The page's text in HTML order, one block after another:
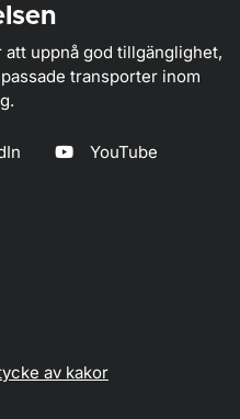
uppnå god tillgänglighet,
transporter inom
YouTube
av kakor